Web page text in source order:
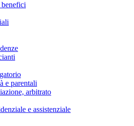
e parentali
arbitrato
e assistenziale